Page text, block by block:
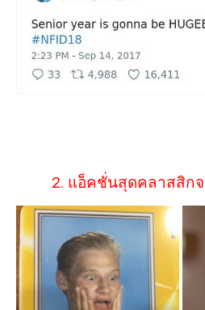
2. แอ็คชั่นสุดคลาสสิกจ